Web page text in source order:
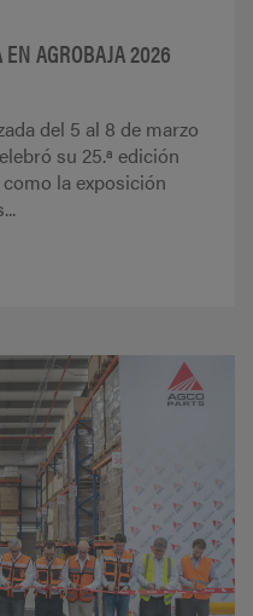
EN AGROBAJA 2026
del 5 al 8 de marzo
su 25.ª edición
la exposición